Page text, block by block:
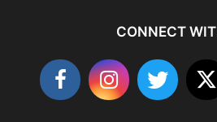
CONNECT